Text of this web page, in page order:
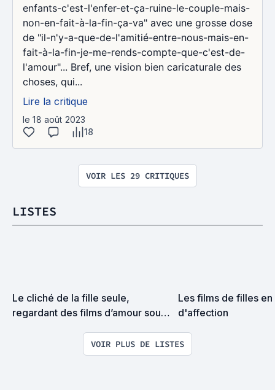
enfants-c'est-l'enfer-et-ça-ruine-le-couple-mais-
non-en-fait-à-la-fin-ça-va" avec une grosse dose
de "il-n'y-a-que-de-l'amitié-entre-nous-mais-en-
fait-à-la-fin-je-me-rends-compte-que-c'est-de-
l'amour"... Bref, une vision bien caricaturale des
choses, qui...
Lire la critique
le 18 août 2023
18
VOIR LES 29 CRITIQUES
LISTES
Le cliché de la fille seule,
regardant des films d’amour sous
Les films de filles en
d'affection
VOIR PLUS DE LISTES